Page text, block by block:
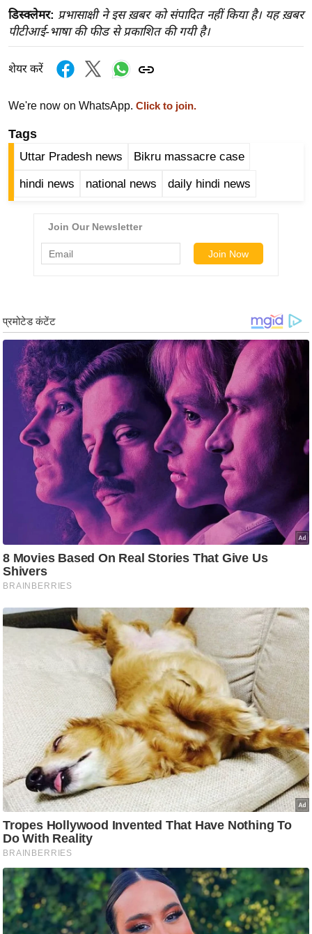
र्ल्ड
न्यू
ज
ब्री
म
रं
ज
न
हॉ
ली
वु
ड
फि
ल्म
स
a
k
i
n
g
s
ला
फ
स्टा
इ
ल
टे
क्नॉ
लॉ
जी
ब्यू
टी
डिस्क्लेमर: प्रभासाक्षी ने इस ख़बर को संपादित नहीं किया है। यह ख़बर
पीटीआई-भाषा की फीड से प्रकाशित की गयी है।
शेयर करें
We're now on WhatsApp. Click to join.
Tags
Uttar Pradesh news Bikru massacre case
hindi news national news daily hindi news